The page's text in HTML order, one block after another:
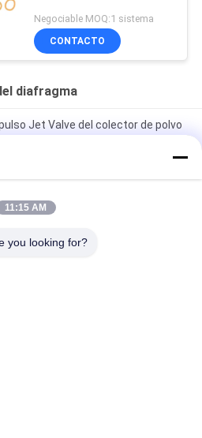
Negociable MOQ:1 sistema
CONTACTO
diafragma
Jet Valve del colector de polvo
de BFEC 3/4" DMF-Z-20
del pulso de SBFEC DMF-Z-25
11:15 AM
you looking for?